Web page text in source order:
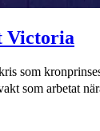
Victoria
som
som arbetat